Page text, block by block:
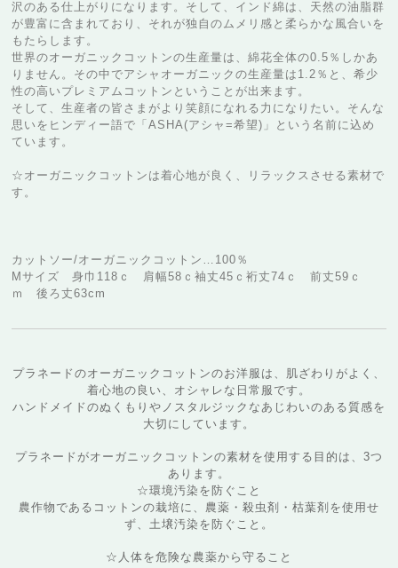
沢のある仕上がりになります。そして、インド綿は、天然の油脂群
が豊富に含まれており、それが独自のムメリ感と柔らかな風合いを
もたらします。
世界のオーガニックコットンの生産量は、綿花全体の0.5％しかあ
りません。その中でアシャオーガニックの生産量は1.2％と、希少
性の高いプレミアムコットンということが出来ます。
そして、生産者の皆さまがより笑顔になれる力になりたい。そんな
思いをヒンディー語で「ASHA(アシャ=希望)」という名前に込め
ています。
☆オーガニックコットンは着心地が良く、リラックスさせる素材で
す。
カットソー/オーガニックコットン…100％
Mサイズ 身巾118ｃ 肩幅58ｃ袖丈45ｃ裄丈74ｃ 前丈59ｃ
ｍ 後ろ丈63cm
プラネードのオーガニックコットンのお洋服は、肌ざわりがよく、
着心地の良い、オシャレな日常服です。
ハンドメイドのぬくもりやノスタルジックなあじわいのある質感を
大切にしています。
プラネードがオーガニックコットンの素材を使用する目的は、3つ
あります。
☆環境汚染を防ぐこと
農作物であるコットンの栽培に、農薬・殺虫剤・枯葉剤を使用せ
ず、土壌汚染を防ぐこと。
☆人体を危険な農薬から守ること